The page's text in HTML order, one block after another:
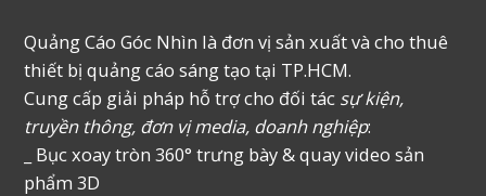
Quảng Cáo Góc Nhìn là đơn vị sản xuất và cho thuê
thiết bị quảng cáo sáng tạo tại TP.HCM.
Cung cấp giải pháp hỗ trợ cho đối tác sự kiện,
truyền thông, đơn vị media, doanh nghiệp:
_ Bục xoay tròn 360° trưng bày & quay video sản
phẩm 3D